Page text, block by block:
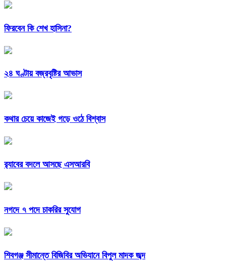
ফিরবেন কি শেখ হাসিনা?
২৪ ঘণ্টায় বজ্রবৃষ্টির আভাস
কথার চেয়ে কাজেই গড়ে ওঠে বিশ্বাস
র‍্যাবের বদলে আসছে এসআরবি
নগদে ৭ পদে চাকরির সুযোগ
শিবগঞ্জ সীমান্তে বিজিবির অভিযানে বিপুল মাদক জব্দ